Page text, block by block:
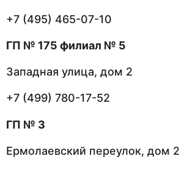
+7 (495) 465-07-10
ГП № 175 филиал № 5
Западная улица, дом 2
+7 (499) 780-17-52
ГП № 3
Ермолаевский переулок, дом